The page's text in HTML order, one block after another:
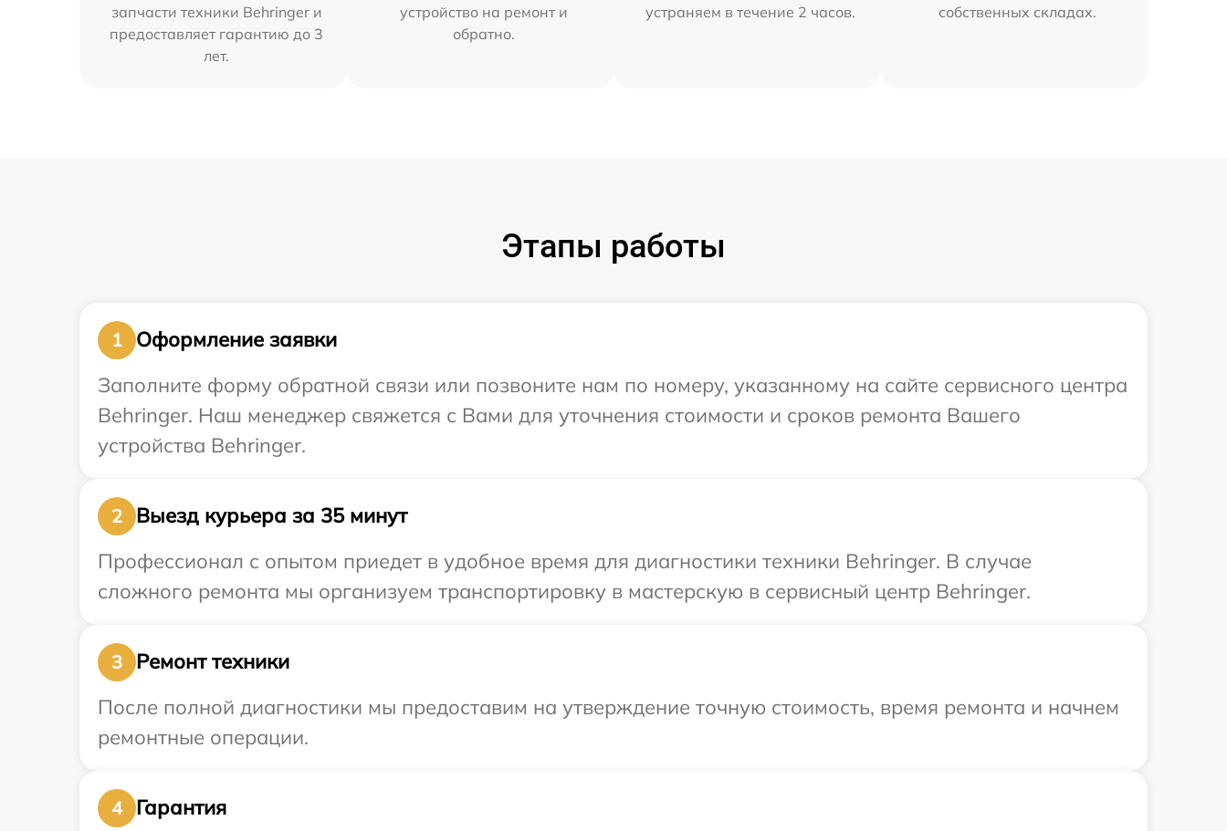
запчасти техники Behringer и
предоставляет гарантию до 3
лет.
устройство на ремонт и
обратно.
устраняем в течение 2 часов.
собственных складах.
Этапы работы
1
Оформление заявки
Заполните форму обратной связи или позвоните нам по номеру, указанному на сайте сервисного центра
Behringer. Наш менеджер свяжется с Вами для уточнения стоимости и сроков ремонта Вашего
устройства Behringer.
2
Выезд курьера за 35 минут
Профессионал с опытом приедет в удобное время для диагностики техники Behringer. В случае
сложного ремонта мы организуем транспортировку в мастерскую в сервисный центр Behringer.
3
Ремонт техники
После полной диагностики мы предоставим на утверждение точную стоимость, время ремонта и начнем
ремонтные операции.
4
Гарантия